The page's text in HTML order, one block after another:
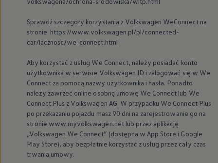
Sprawdź szczegóły korzystania z Volkswagen WeConnect na
stronie https://www.volkswagen.pl/pl/connected-
car/lacznosc/we-connect.html
Aby korzystać z usług We Connect, należy posiadać konto
użytkownika w serwisie Volkswagen ID i zalogować się w We
Connect za pomocą nazwy użytkownika i hasła. Ponadto
należy zawrzeć online osobną umowę We Connect lub We
Connect Plus z Volkswagen AG. W przypadku We Connect Plus
po przekazaniu pojazdu masz 90 dni na zarejestrowanie go na
stronie www.myvolkswagen.net lub przez aplikację
„Volkswagen We Connect” (dostępna w App Store i Google
Play Store), aby bezpłatnie korzystać z usług przez cały czas
trwania umowy.